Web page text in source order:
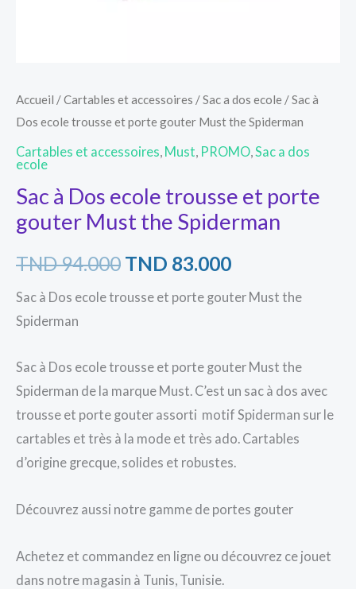
Accueil /Cartables et accessoires /Sac a dos ecole / Sac à
Dos ecole trousse et porte gouter Must the Spiderman
Cartables et accessoires Must PROMO Sac a dos
ecole
Sac à Dos ecole trousse et porte
gouter Must the Spiderman
TND94.000 TND 83.000
Sac à Dos ecole trousse et porte gouter Must the
Spiderman
Sac à Dos ecole trousse et porte gouter Must the
Spiderman de la marque Must. C’est un sac à dos avec
trousse et porte gouter assorti motif Spiderman sur le
cartables et très à la mode et très ado. Cartables
d’origine grecque, solides et robustes.
Découvrez aussi notre gamme de portes gouter
Achetez et commandez en ligne ou découvrez ce jouet
dans notre magasin à Tunis, Tunisie.